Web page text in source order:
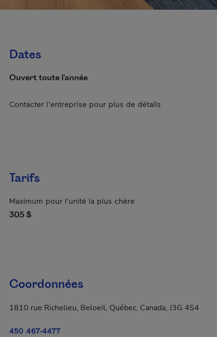
Dates
Ouvert toute l'année
Contacter l'entreprise pour plus de détails
Tarifs
Maximum pour l'unité la plus chère
305 $
Coordonnées
1810 rue Richelieu, Beloeil, Québec, Canada, J3G 4S4
450 467-4477